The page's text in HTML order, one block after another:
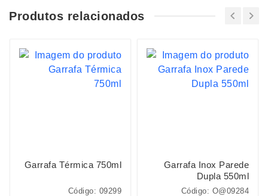
Produtos relacionados
Garrafa Térmica 750ml
Código: 09299
Garrafa Inox Parede
Dupla 550ml
Código: O@09284